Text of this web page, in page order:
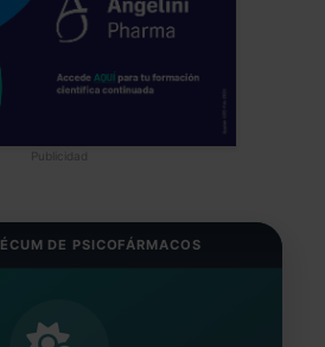
Publicidad
DE PSICOFÁRMACOS